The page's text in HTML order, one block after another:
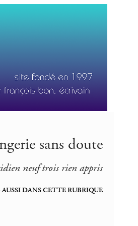
sans doute
neuf trois rien appris
AUSSI DANS CETTE RUBRIQUE